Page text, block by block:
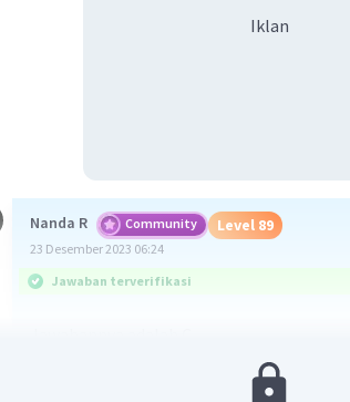
Iklan
Nanda R Community Level 89
23 Desember 2023 06:24
Jawaban terverifikasi
Interaksi sosial adalah hubungan sosial